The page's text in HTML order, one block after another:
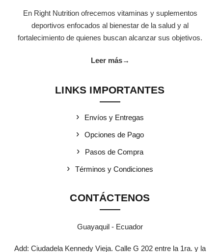
En Right Nutrition ofrecemos vitaminas y suplementos
deportivos enfocados al bienestar de la salud y al
fortalecimiento de quienes buscan alcanzar sus objetivos.
Leer más→
LINKS IMPORTANTES
Envíos y Entregas
Opciones de Pago
Pasos de Compra
Términos y Condiciones
CONTÁCTENOS
Guayaquil - Ecuador
Add: Ciudadela Kennedy Vieja. Calle G 202 entre la 1ra. y la